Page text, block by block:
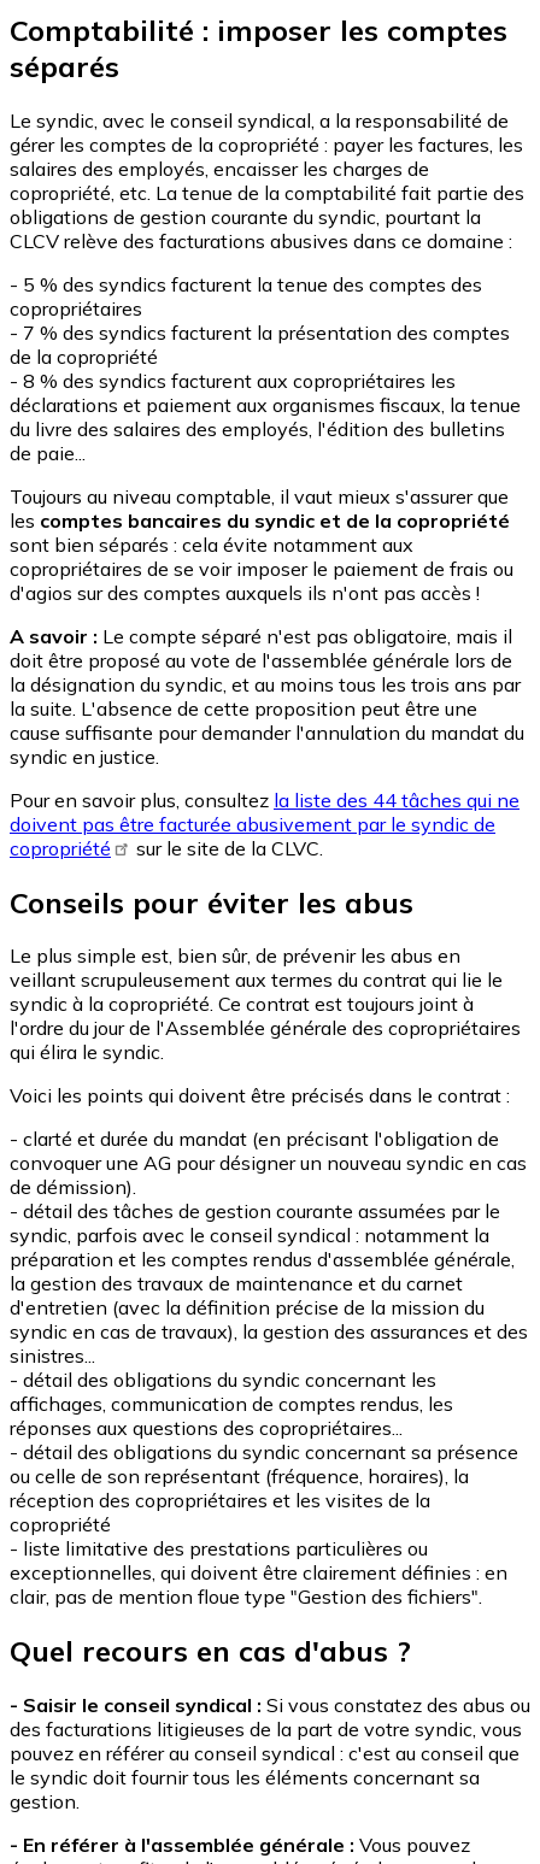
Comptabilité : imposer les comptes
séparés
Le syndic, avec le conseil syndical, a la responsabilité de
gérer les comptes de la copropriété : payer les factures, les
salaires des employés, encaisser les charges de
copropriété, etc. La tenue de la comptabilité fait partie des
obligations de gestion courante du syndic, pourtant la
CLCV relève des facturations abusives dans ce domaine :
- 5 % des syndics facturent la tenue des comptes des
copropriétaires
- 7 % des syndics facturent la présentation des comptes
de la copropriété
- 8 % des syndics facturent aux copropriétaires les
déclarations et paiement aux organismes fiscaux, la tenue
du livre des salaires des employés, l'édition des bulletins
de paie...
Toujours au niveau comptable, il vaut mieux s'assurer que
les comptes bancaires du syndic et de la copropriété
sont bien séparés : cela évite notamment aux
copropriétaires de se voir imposer le paiement de frais ou
d'agios sur des comptes auxquels ils n'ont pas accès !
A savoir : Le compte séparé n'est pas obligatoire, mais il
doit être proposé au vote de l'assemblée générale lors de
la désignation du syndic, et au moins tous les trois ans par
la suite. L'absence de cette proposition peut être une
cause suffisante pour demander l'annulation du mandat du
syndic en justice.
Pour en savoir plus, consultez la liste des 44 tâches qui ne
doivent pas être facturée abusivement par le syndic de
copropriété
sur le site de la CLVC.
Conseils pour éviter les abus
Le plus simple est, bien sûr, de prévenir les abus en
veillant scrupuleusement aux termes du contrat qui lie le
syndic à la copropriété. Ce contrat est toujours joint à
l'ordre du jour de l'Assemblée générale des copropriétaires
qui élira le syndic.
Voici les points qui doivent être précisés dans le contrat :
- clarté et durée du mandat (en précisant l'obligation de
convoquer une AG pour désigner un nouveau syndic en cas
de démission).
- détail des tâches de gestion courante assumées par le
syndic, parfois avec le conseil syndical : notamment la
préparation et les comptes rendus d'assemblée générale,
la gestion des travaux de maintenance et du carnet
d'entretien (avec la définition précise de la mission du
syndic en cas de travaux), la gestion des assurances et des
sinistres...
- détail des obligations du syndic concernant les
affichages, communication de comptes rendus, les
réponses aux questions des copropriétaires...
- détail des obligations du syndic concernant sa présence
ou celle de son représentant (fréquence, horaires), la
réception des copropriétaires et les visites de la
copropriété
- liste limitative des prestations particulières ou
exceptionnelles, qui doivent être clairement définies : en
clair, pas de mention floue type "Gestion des fichiers".
Quel recours en cas d'abus ?
- Saisir le conseil syndical : Si vous constatez des abus ou
des facturations litigieuses de la part de votre syndic, vous
pouvez en référer au conseil syndical : c'est au conseil que
le syndic doit fournir tous les éléments concernant sa
gestion.
- En référer à l'assemblée générale : Vous pouvez